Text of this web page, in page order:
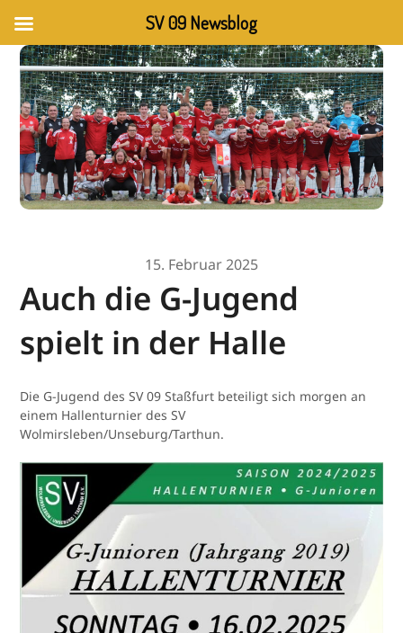
15. Februar 2025
Auch die G-Jugend
spielt in der Halle
Die G-Jugend des SV 09 Staßfurt beteiligt sich morgen an
einem Hallenturnier des SV
Wolmirsleben/Unseburg/Tarthun.
SV 09 Newsblog